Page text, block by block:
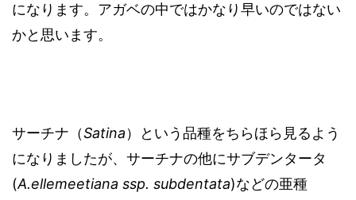
になります。アガベの中ではかなり早いのではない
かと思います。
サーチナ（Satina）という品種をちらほら見るよう
になりましたが、サーチナの他にサブデンタータ
(A.ellemeetiana ssp. subdentata)などの亜種